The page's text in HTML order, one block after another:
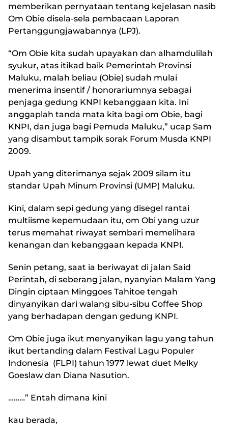
memberikan pernyataan tentang kejelasan nasib
Om Obie disela-sela pembacaan Laporan
Pertanggungjawabannya (LPJ).
“Om Obie kita sudah upayakan dan alhamdulilah
syukur, atas itikad baik Pemerintah Provinsi
Maluku, malah beliau (Obie) sudah mulai
menerima insentif / honorariumnya sebagai
penjaga gedung KNPI kebanggaan kita. Ini
anggaplah tanda mata kita bagi om Obie, bagi
KNPI, dan juga bagi Pemuda Maluku,” ucap Sam
yang disambut tampik sorak Forum Musda KNPI
2009.
Upah yang diterimanya sejak 2009 silam itu
standar Upah Minum Provinsi (UMP) Maluku.
Kini, dalam sepi gedung yang disegel rantai
multiisme kepemudaan itu, om Obi yang uzur
terus memahat riwayat sembari memelihara
kenangan dan kebanggaan kepada KNPI.
Senin petang, saat ia beriwayat di jalan Said
Perintah, di seberang jalan, nyanyian Malam Yang
Dingin ciptaan Minggoes Tahitoe tengah
dinyanyikan dari walang sibu-sibu Coffee Shop
yang berhadapan dengan gedung KNPI.
Om Obie juga ikut menyanyikan lagu yang tahun
ikut bertanding dalam Festival Lagu Populer
Indonesia (FLPI) tahun 1977 lewat duet Melky
Goeslaw dan Diana Nasution.
………” Entah dimana kini
kau berada,